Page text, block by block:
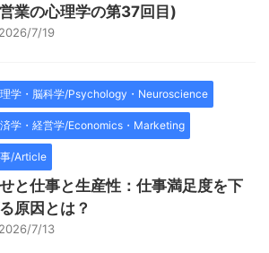
業の心理学の第37回目)
2026/7/19
学・脳科学/Psychology・Neuroscience
学・経営学/Economics・Marketing
/Article
と仕事と生産性：仕事満足度を下
原因とは？
2026/7/13